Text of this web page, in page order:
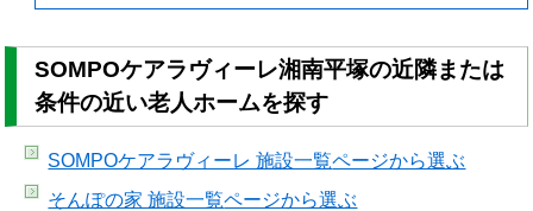
SOMPOケアラヴィーレ湘南平塚の近隣または
条件の近い老人ホームを探す
SOMPOケアラヴィーレ 施設一覧ページから選ぶ
そんぽの家 施設一覧ページから選ぶ